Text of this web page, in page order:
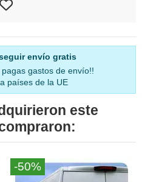
envío gratis
gastos de envío!!
países de la UE
este
-50%